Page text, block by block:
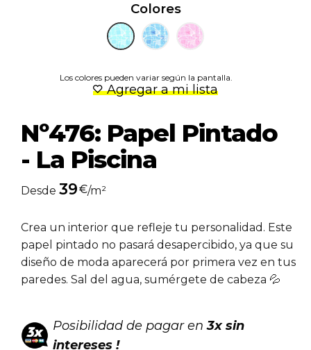
Colores
Los colores pueden variar según la pantalla.
Agregar a mi lista
Nº476: Papel Pintado
- La Piscina
Desde 39€/m²
Crea un interior que refleje tu personalidad. Este
papel pintado no pasará desapercibido, ya que su
diseño de moda aparecerá por primera vez en tus
paredes. Sal del agua, sumérgete de cabeza 💦
Posibilidad de pagar en3x sin
intereses !